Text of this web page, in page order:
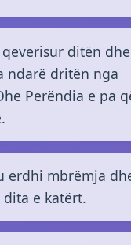
ditën
ndarë dritën nga
Perëndia e pa
erdhi mbrëmja
e katërt.